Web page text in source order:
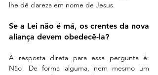
lhe dê clareza em nome de Jesus.
Se a Lei não é má, os crentes da nova
aliança devem obedecê-la?
A resposta direta para essa pergunta é:
Não! De forma alguma, nem mesmo um